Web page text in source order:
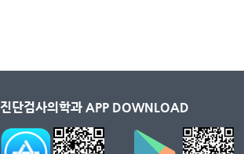
진단검사의학과 APP DOWNLOAD